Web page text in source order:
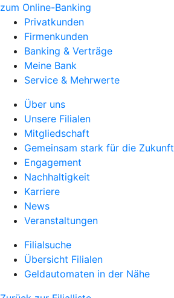
zum Online-Banking
Privatkunden
Firmenkunden
Banking & Verträge
Meine Bank
Service & Mehrwerte
Über uns
Unsere Filialen
Mitgliedschaft
Gemeinsam stark für die Zukunft
Engagement
Nachhaltigkeit
Karriere
News
Veranstaltungen
Filialsuche
Übersicht Filialen
Geldautomaten in der Nähe